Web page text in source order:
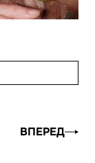
ВПЕРЕД